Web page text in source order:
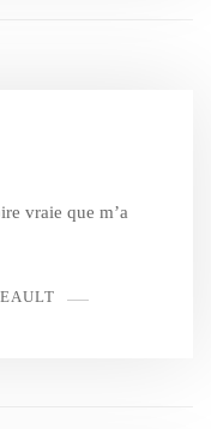
vraie que m’a